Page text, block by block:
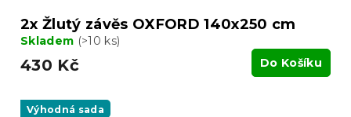
2x Žlutý závěs OXFORD 140x250 cm
Skladem (>10 ks)
430 Kč Do Košíku
Výhodná sada